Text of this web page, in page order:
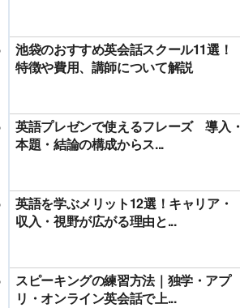
池袋のおすすめ英会話スクール11選！
特徴や費用、講師について解説
英語プレゼンで使えるフレーズ 導入・
本題・結論の構成からス...
英語を学ぶメリット12選！キャリア・
収入・視野が広がる理由と...
スピーキングの練習方法｜独学・アプ
リ・オンライン英会話で上...